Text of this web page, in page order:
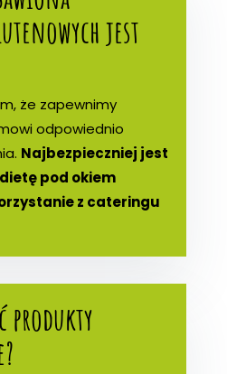
jest
że zapewnimy
odpowiednio
Najbezpieczniej jest
pod okiem
z cateringu
produkty